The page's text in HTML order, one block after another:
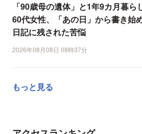
「90歳母の遺体」と1年9カ月暮ら
60代女性、「あの日」から書き始
日記に残された苦悩
2026年08月08日 08時37分
もっと見る